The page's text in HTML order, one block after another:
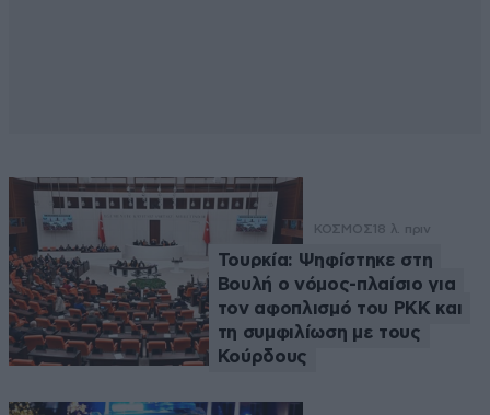
ΚΟΣΜΟΣ 18 λ. πριν
Τουρκία: Ψηφίστηκε στη
Βουλή ο νόμος-πλαίσιο για
τον αφοπλισμό του PKK και
τη συμφιλίωση με τους
Κούρδους